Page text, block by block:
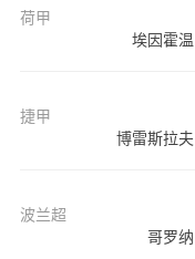
荷甲
埃因霍温
捷甲
博雷斯拉夫
波兰超
哥罗纳